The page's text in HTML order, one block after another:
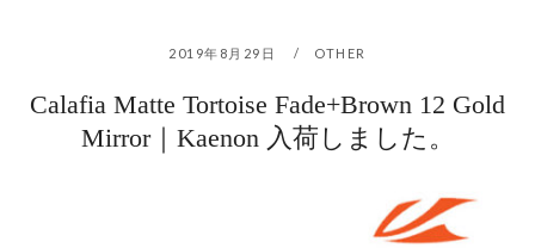
2019年8月29日 OTHER
Calafia Matte Tortoise Fade+Brown 12 Gold
Mirror｜Kaenon 入荷しました。